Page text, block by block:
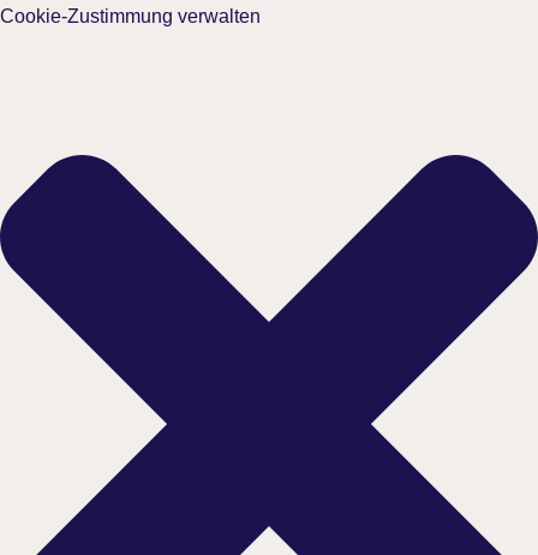
Cookie-Zustimmung verwalten